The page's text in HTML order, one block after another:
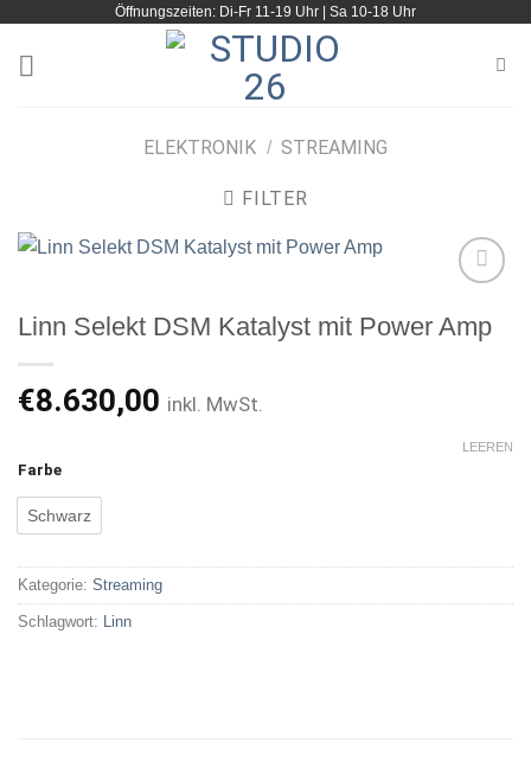
springen
Öffnungszeiten: Di-Fr 11-19 Uhr | Sa 10-18 Uhr
ELEKTRONIK / STREAMING
FILTER
Artikel
Linn Selekt DSM Katalyst mit Power Amp
€8.630,00 inkl. MwSt.
Farbe
Schwarz
LEEREN
Kategorie: Streaming
Schlagwort: Linn